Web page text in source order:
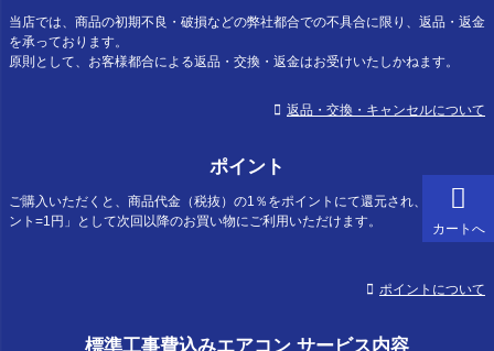
カートへ
当店では、商品の初期不良・破損などの弊社都合での不具合に限り、返品・返金
を承っております。
原則として、お客様都合による返品・交換・返金はお受けいたしかねます。
返品・交換・キャンセルについて
ポイント
ご購入いただくと、商品代金（税抜）の1％をポイントにて還元され、「1ポイ
ント=1円」として次回以降のお買い物にご利用いただけます。
ポイントについて
標準工事費込みエアコン サービス内容